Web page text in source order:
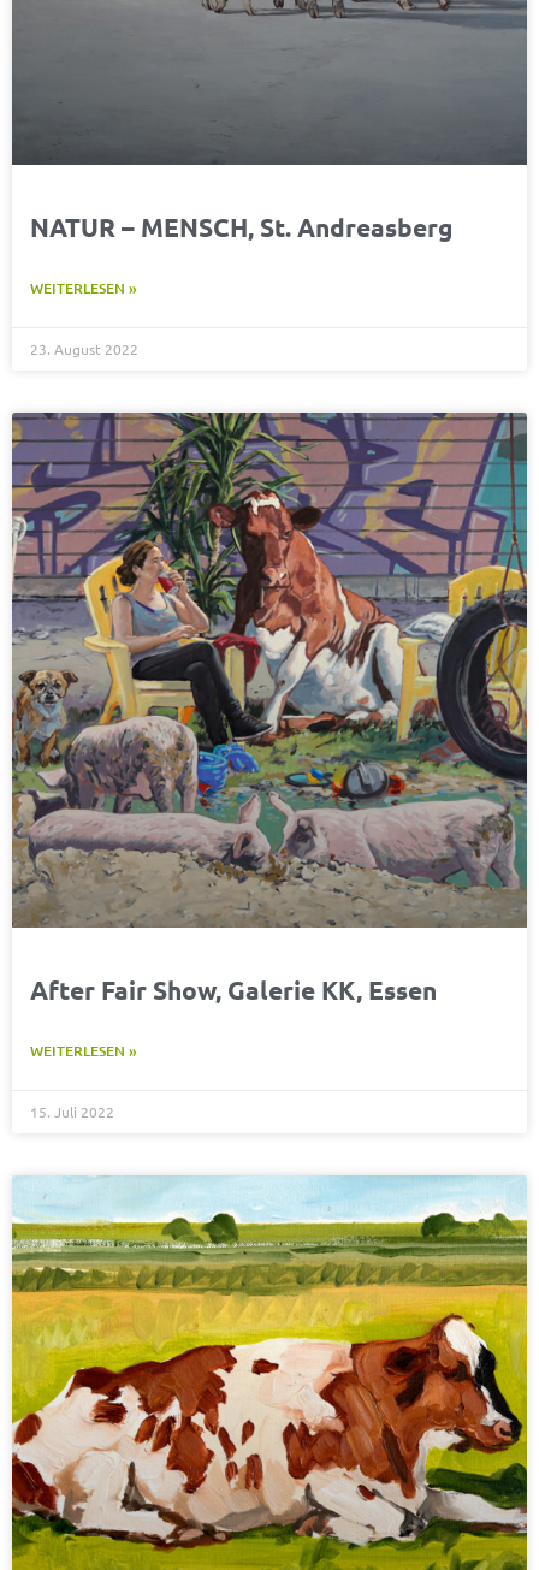
NATUR – MENSCH, St. Andreasberg
WEITERLESEN »
23. August 2022
After Fair Show, Galerie KK, Essen
WEITERLESEN »
15. Juli 2022